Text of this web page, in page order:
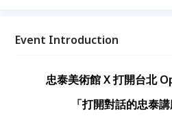
覽優惠票價100元 (限活動當日
Event Introduction
忠泰美術館 X 打開台北
「打開對話的忠泰